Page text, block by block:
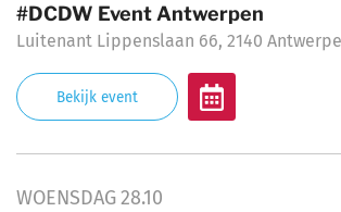
#DCDW Event Antwerpen
Luitenant Lippenslaan 66, 2140
Bekijk event
WOENSDAG28.10